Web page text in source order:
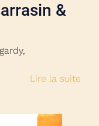
&
Lire la suite